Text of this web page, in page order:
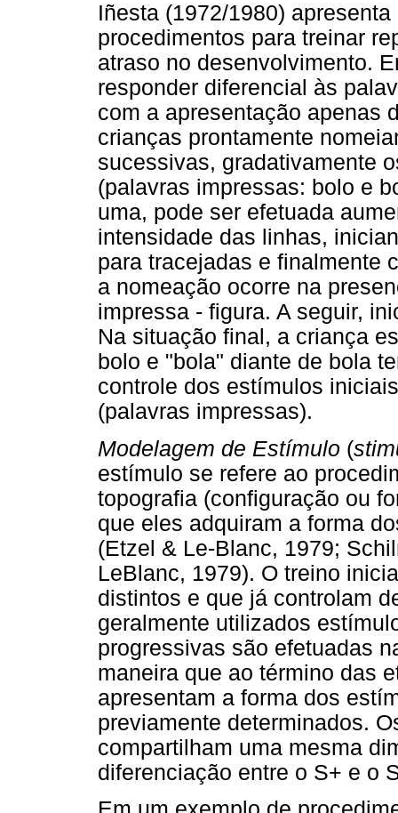
Iñesta (1972/1980)
procedimentos para treinar
atraso no desenvolvimento.
responder diferencial às
com a apresentação apenas
crianças prontamente
sucessivas, gradativamente
(palavras impressas: bolo e
uma, pode ser efetuada
intensidade das linhas,
para tracejadas e finalmente
a nomeação ocorre na
impressa - figura. A seguir,
Na situação final, a criança
bolo e "bola" diante de bola
controle dos estímulos
(palavras impressas).
Modelagem de Estímulo (
estímulo se refere ao
topografia (configuração ou
que eles adquiram a forma
(Etzel & Le-Blanc, 1979;
LeBlanc, 1979). O treino
distintos e que já controlam
geralmente utilizados
progressivas são efetuadas
maneira que ao término das
apresentam a forma dos
previamente determinados.
compartilham uma mesma
diferenciação entre o S+ e o